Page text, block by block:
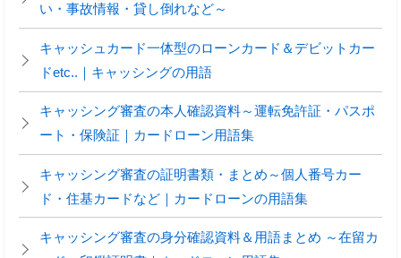
い・事故情報・貸し倒れなど～
キャッシュカード一体型のローンカード＆デビットカー
ドetc..｜キャッシングの用語
キャッシング審査の本人確認資料～運転免許証・パスポ
ート・保険証｜カードローン用語集
キャッシング審査の証明書類・まとめ～個人番号カー
ド・住基カードなど｜カードローンの用語集
キャッシング審査の身分確認資料＆用語まとめ ～在留カ